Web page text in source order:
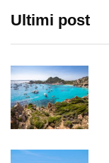
Ultimi post